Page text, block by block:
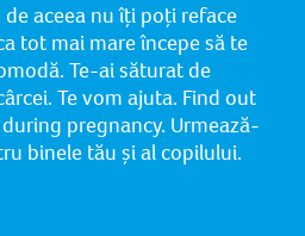
aceea nu îți poți reface
tot mai mare începe să te
Te-ai săturat de
Te vom ajuta. Find out
pregnancy. Urmează-
binele tău și al copilului.